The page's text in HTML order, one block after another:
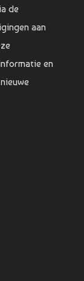
de
aan
en